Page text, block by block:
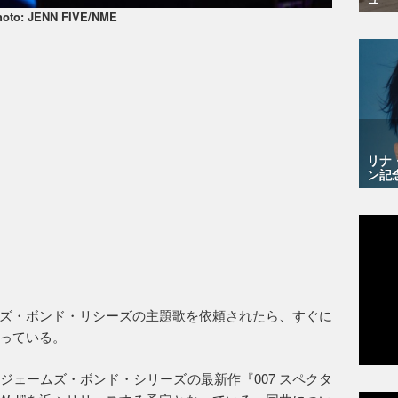
JENN FIVE/NME
・ボンド・リシーズの主題歌を依頼されたら、すぐに
ている。
ェームズ・ボンド・シリーズの最新作『007 スペクタ
リナ
ン記